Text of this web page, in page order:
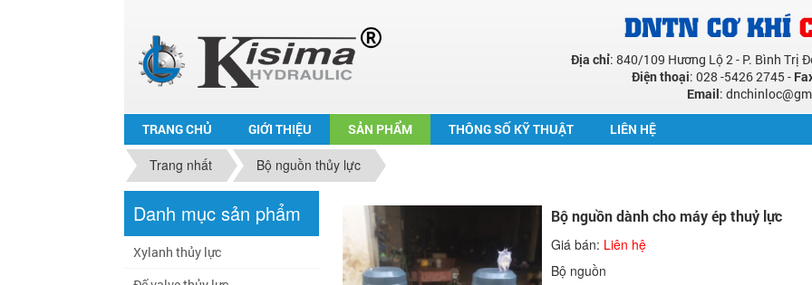
Địa chỉ: 840/109 Hương Lộ 2 - P. Bình Trị
Điện thoại: 028 -5426 2745 -
Email:
TRANG CHỦ GIỚI THIỆU SẢN PHẨM THÔNG SỐ KỸ THUẬT LIÊN HỆ
Trang nhất Bộ nguồn thủy lực
Bộ nguồn dành cho máy ép thuỷ lực
Giá bán: Liên hệ
Bộ nguồn
Danh mục sản phẩm
Xylanh thủy lực